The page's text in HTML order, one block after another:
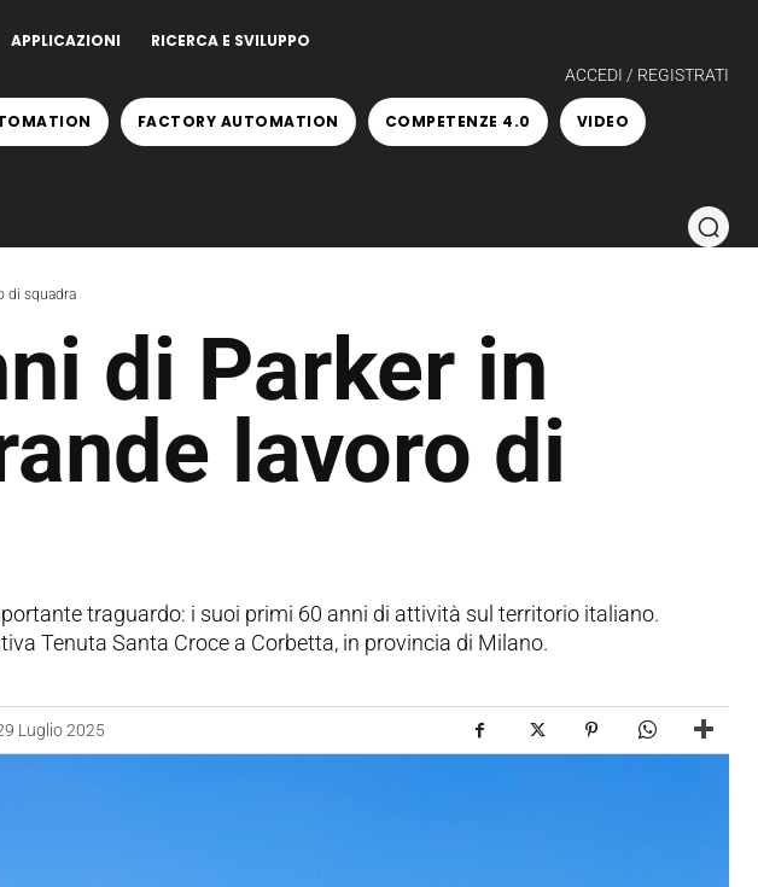
APPLICAZIONI
RICERCA E SVILUPPO
ACCEDI / REGISTRATI
FACTORY AUTOMATION COMPETENZE 4.0 VIDEO
di squadra
di Parker in
lavoro di
traguardo: i suoi primi 60 anni di attività sul territorio italiano.
Tenuta Santa Croce a Corbetta, in provincia di Milano.
Luglio 2025